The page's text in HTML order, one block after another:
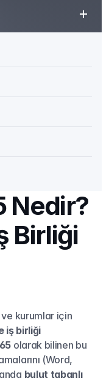
Nedir?
Birliği
kurumlar için
iş birliği
olarak bilinen bu
(Word,
bulut tabanlı